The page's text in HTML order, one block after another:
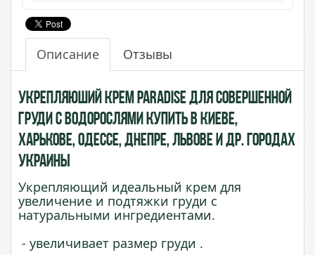
Описание Отзывы
Укрепляюший крем Paradise для совершенной
груди с Водорослями купить в Киеве,
Харькове, Одессе, Днепре, Львове и др. городах
Украины
Укрепляющий идеальный крем для
увеличение и подтяжки груди с
натуральными ингредиентами.
- увеличивает размер груди .